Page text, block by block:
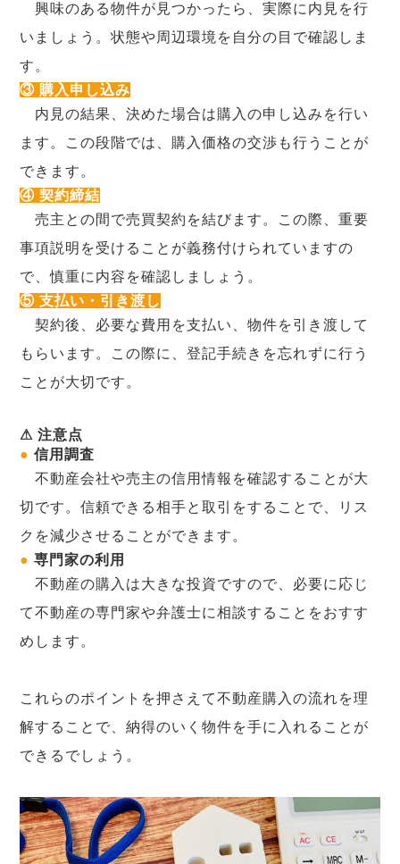
興味のある物件が見つかったら、実際に内見を行
いましょう。状態や周辺環境を自分の目で確認しま
す。
③ 購入申し込み
内見の結果、決めた場合は購入の申し込みを行い
ます。この段階では、購入価格の交渉も行うことが
できます。
④ 契約締結
売主との間で売買契約を結びます。この際、重要
事項説明を受けることが義務付けられていますの
で、慎重に内容を確認しましょう。
⑤ 支払い・引き渡し
契約後、必要な費用を支払い、物件を引き渡して
もらいます。この際に、登記手続きを忘れずに行う
ことが大切です。
⚠ 注意点
●信用調査
不動産会社や売主の信用情報を確認することが大
切です。信頼できる相手と取引をすることで、リス
クを減少させることができます。
● 専門家の利用
不動産の購入は大きな投資ですので、必要に応じ
て不動産の専門家や弁護士に相談することをおすす
めします。
これらのポイントを押さえて不動産購入の流れを理
解することで、納得のいく物件を手に入れることが
できるでしょう。